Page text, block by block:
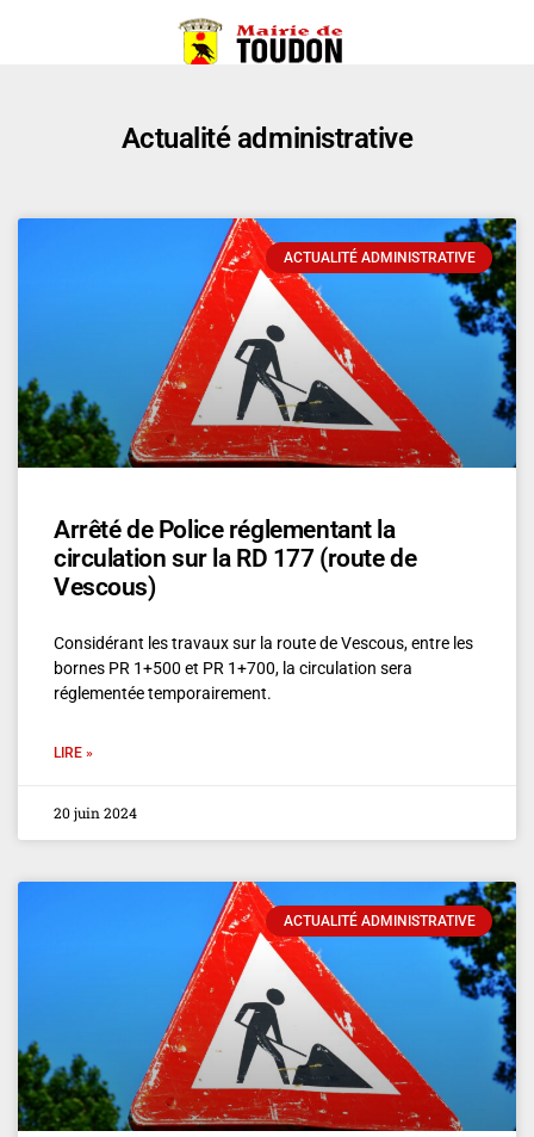
Actualité administrative
ACTUALITÉ ADMINISTRATIVE
Arrêté de Police réglementant la
circulation sur la RD 177 (route de
Vescous)
Considérant les travaux sur la route de Vescous, entre les
bornes PR 1+500 et PR 1+700, la circulation sera
réglementée temporairement.
LIRE »
20 juin 2024
ACTUALITÉ ADMINISTRATIVE